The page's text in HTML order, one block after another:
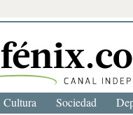
Cultura Sociedad